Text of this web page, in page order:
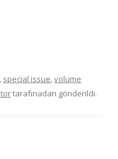
, special issue,volume
tarafınadan gönderildi.